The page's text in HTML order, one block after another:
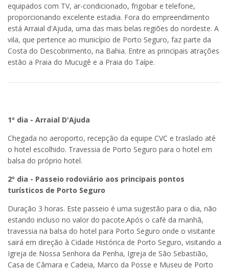
equipados com TV, ar-condicionado, frigobar e telefone,
proporcionando excelente estadia. Fora do empreendimento
está Arraial d'Ajuda, uma das mais belas regiões do nordeste. A
vila, que pertence ao município de Porto Seguro, faz parte da
Costa do Descobrimento, na Bahia. Entre as principais atrações
estão a Praia do Mucugê e a Praia do Taípe.
1º dia - Arraial D'Ajuda
Chegada no aeroporto, recepção da equipe CVC e traslado até
o hotel escolhido. Travessia de Porto Seguro para o hotel em
balsa do próprio hotel.
2º dia - Passeio rodoviário aos principais pontos
turísticos de Porto Seguro
Duração 3 horas. Este passeio é uma sugestão para o dia, não
estando incluso no valor do pacote.Após o café da manhã,
travessia na balsa do hotel para Porto Seguro onde o visitante
sairá em direção à Cidade Histórica de Porto Seguro, visitando a
Igreja de Nossa Senhora da Penha, Igreja de São Sebastião,
Casa de Câmara e Cadeia, Marco da Posse e Museu de Porto